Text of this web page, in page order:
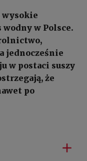
wysokie
w Polsce.
jednocześnie
w postaci suszy
że
po
